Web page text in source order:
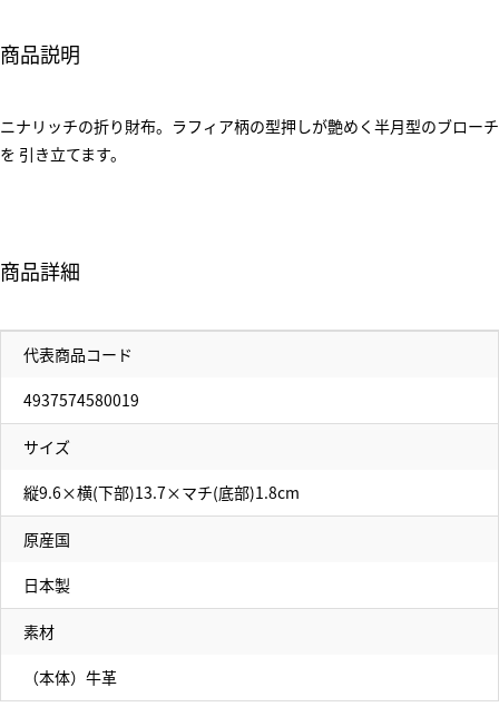
商品説明
ニナリッチの折り財布。ラフィア柄の型押しが艶めく半月型のブローチ
を 引き立てます。
商品詳細
代表商品コード
4937574580019
サイズ
縦9.6×横(下部)13.7×マチ(底部)1.8cm
原産国
日本製
素材
（本体）牛革